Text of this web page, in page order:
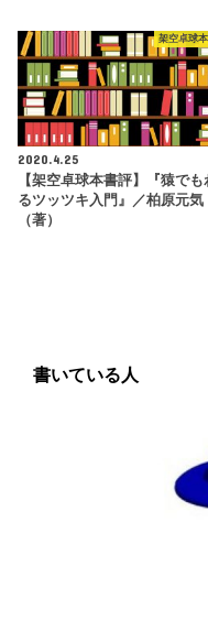
架空卓球
2020.4.25
【架空卓球本書評】『猿でも
るツッツキ入門』／柏原元気
（著）
書いている人